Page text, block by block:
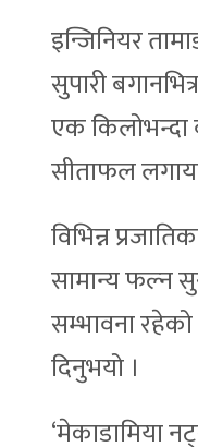
इन्जिनियर
सुपारी
एक
सीताफल
विभिन्न
सामान्य फल्न
सम्भावना
दिनुभयो ।
‘मेकाडामिया